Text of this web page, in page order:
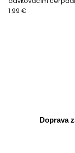
- rôzne veľkosti
1.99 €
Doprava